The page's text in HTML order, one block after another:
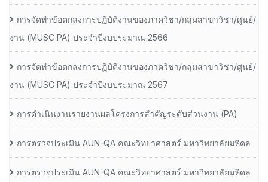
การจัดทำข้อตกลงการปฏิบัติงานของภาควิชา/กลุ่มสาขาวิชา/ศูนย์/
งาน (MUSC PA) ประจำปีงบประมาณ 2566
การจัดทำข้อตกลงการปฏิบัติงานของภาควิชา/กลุ่มสาขาวิชา/ศูนย์/
งาน (MUSC PA) ประจำปีงบประมาณ 2567
การดำเนินงานรายงานผลโครงการสำคัญระดับส่วนงาน (PA)
การตรวจประเมิน AUN-QA คณะวิทยาศาสตร์ มหาวิทยาลัยมหิดล
การตรวจประเมิน AUN-QA คณะวิทยาศาสตร์ มหาวิทยาลัยมหิดล